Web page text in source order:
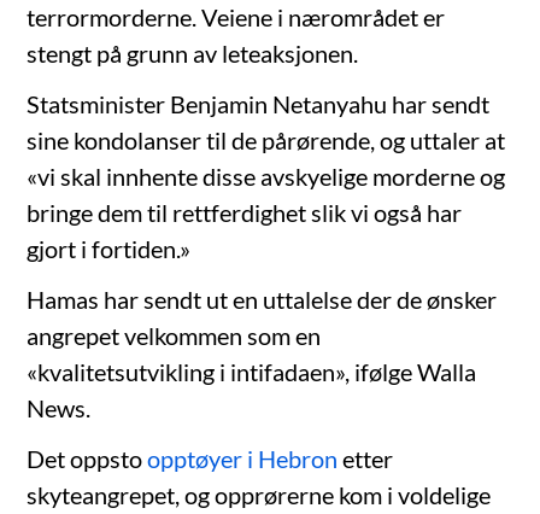
terrormorderne. Veiene i nærområdet er
stengt på grunn av leteaksjonen.
Statsminister Benjamin Netanyahu har sendt
sine kondolanser til de pårørende, og uttaler at
«vi skal innhente disse avskyelige morderne og
bringe dem til rettferdighet slik vi også har
gjort i fortiden.»
Hamas har sendt ut en uttalelse der de ønsker
angrepet velkommen som en
«kvalitetsutvikling i intifadaen», ifølge Walla
News.
Det oppstoopptøyer i Hebron etter
skyteangrepet, og opprørerne kom i voldelige